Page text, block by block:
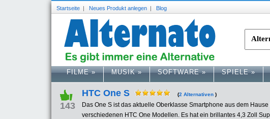
Startseite | Neues Produkt anlegen | Blog
FILME» MUSIK» SOFTWARE» SPIELE»
143
HTC One S (2 Alternativen )
Das One S ist das aktuelle Oberklasse Smartphone aus dem
verschiedenen HTC One Modellen. Es hat ein brillantes 4,3 Zoll